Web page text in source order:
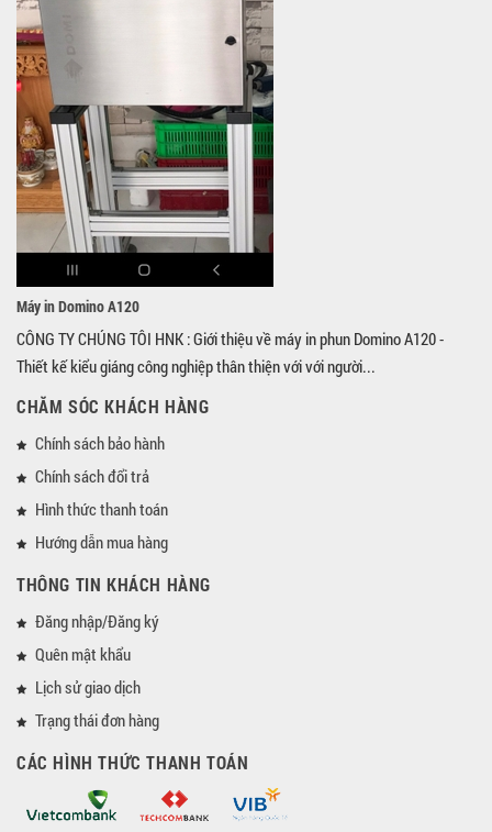
Máy in Domino A120
CÔNG TY CHÚNG TÔI HNK : Giới thiệu về máy in phun Domino A120 -
Thiết kế kiểu giáng công nghiệp thân thiện với với người...
CHĂM SÓC KHÁCH HÀNG
Chính sách bảo hành
Chính sách đổi trả
Hình thức thanh toán
Hướng dẫn mua hàng
THÔNG TIN KHÁCH HÀNG
Đăng nhập/Đăng ký
Quên mật khẩu
Lịch sử giao dịch
Trạng thái đơn hàng
CÁC HÌNH THỨC THANH TOÁN